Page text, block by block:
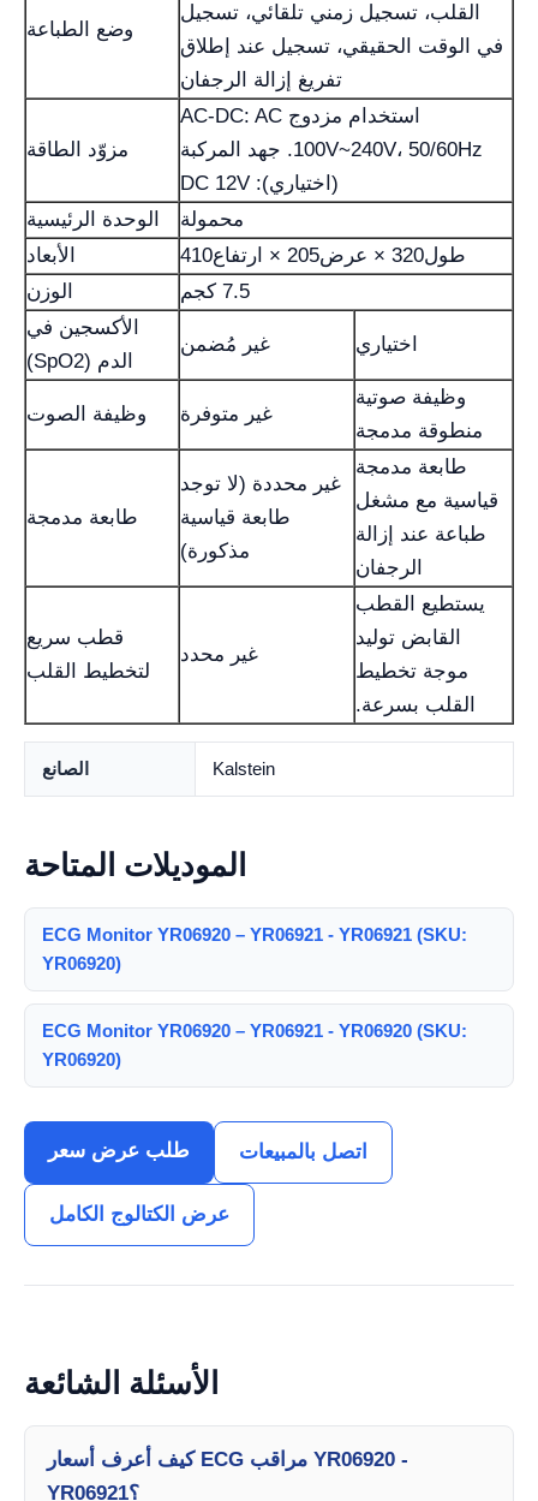
وضع الطباعة
القلب، تسجيل زمني تلقائي، تسجيل
في الوقت الحقيقي، تسجيل عند إطلاق
تفريغ إزالة الرجفان
مزوّد الطاقة
استخدام مزدوج AC-DC: AC
100V~240V، 50/60Hz. جهد المركبة
(اختياري): DC 12V
الوحدة الرئيسية
محمولة
الأبعاد
طول320 × عرض205 × ارتفاع410
الوزن
7.5 كجم
الأكسجين في
الدم (SpO2)
غير مُضمن اختياري
وظيفة الصوت غير متوفرة
وظيفة صوتية
منطوقة مدمجة
طابعة مدمجة
غير محددة (لا توجد
طابعة قياسية
مذكورة)
طابعة مدمجة
قياسية مع مشغل
طباعة عند إزالة
الرجفان
قطب سريع
لتخطيط القلب
غير محدد
يستطيع القطب
القابض توليد
موجة تخطيط
القلب بسرعة.
الصانع Kalstein
الموديلات المتاحة
ECG Monitor YR06920 – YR06921 - YR06921 (SKU:
YR06920)
ECG Monitor YR06920 – YR06921 - YR06920 (SKU:
YR06920)
طلب عرض سعر اتصل بالمبيعات
عرض الكتالوج الكامل
الأسئلة الشائعة
كيف أعرف أسعار ECG مراقب YR06920 -
YR06921؟